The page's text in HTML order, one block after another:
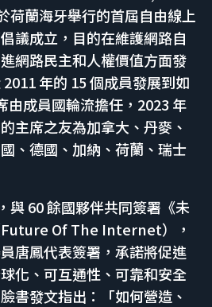
荷蘭海牙舉行的首屆自由線上
議成立，目的在維護網路自
網路民主和人權價值方面發
年的 15 個成員發展到如
由成員國輪流擔任，2023 年
主席之友為加拿大、丹麥、
、德國、加納、荷蘭、瑞士
與 60 餘國夥伴共同簽署《未
Future Of The Internet），
唐鳳代表簽署，承諾將促進
化、可互通性、可靠和安全
書發文指出：「如何營造、